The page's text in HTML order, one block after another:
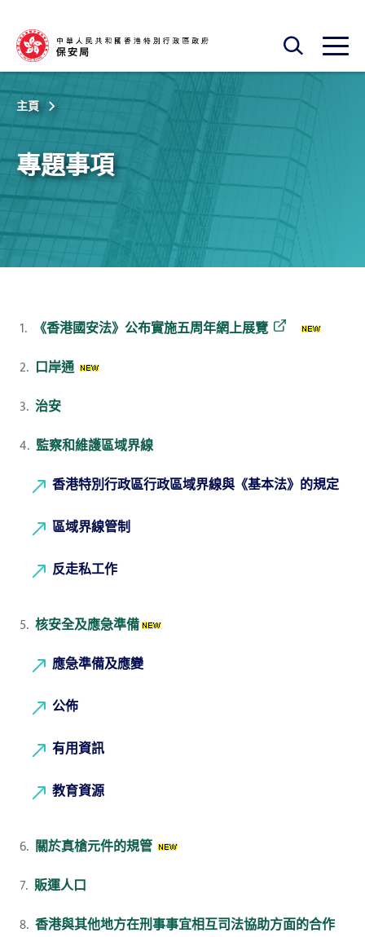
開啟搜尋框
開啟
主頁
專題事項
1. 《香港國安法》公布實施五周年網上展覽
2. 口岸通
3. 治安
4. 監察和維護區域界線
香港特別行政區行政區域界線與《基本法》的規定
區域界線管制
反走私工作
5. 核安全及應急準備
應急準備及應變
公佈
有用資訊
教育資源
6. 關於真槍元件的規管
7. 販運人口
8. 香港與其他地方在刑事事宜相互司法協助方面的合作